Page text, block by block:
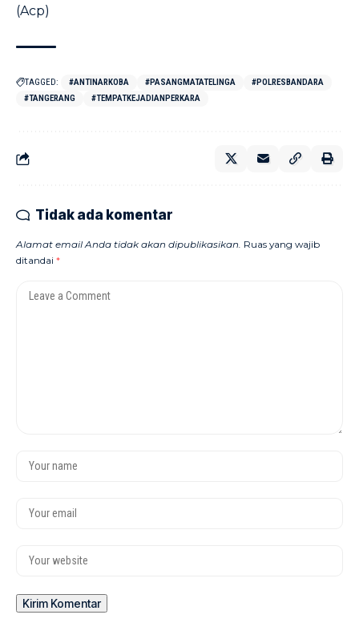
(Acp)
TAGGED: #ANTINARKOBA #PASANGMATATELINGA
#POLRESBANDARA
#TANGERANG
#TEMPATKEJADIANPERKARA
Tidak ada komentar
Alamat email Anda tidak akan dipublikasikan. Ruas yang wajib
ditandai *